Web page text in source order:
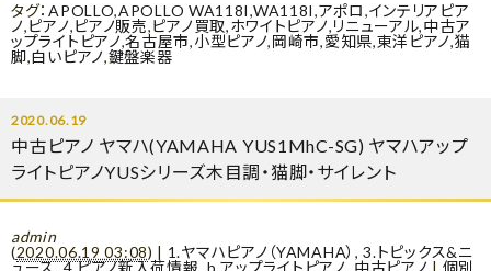
タグ：APOLLO,APOLLO WA118I,WA118I,アポロ,インテリアピア
ノ,ピアノ,ピアノ販売,ピアノ買取,ホワイトピアノ,リニューアル,中古ア
ップライトピアノ,名古屋市,小型ピアノ,岡崎市,愛知県,東洋ピアノ,猫
脚,白いピアノ,鍵盤楽器
2020.06.19
中古ピアノ ヤマハ(YAMAHA YUS1MhC-SG) ヤマハアップ
ライトピアノYUSシリーズ木目調・猫脚・サイレント
admin
(2020.06.19 03:08) | 1.ヤマハピアノ（YAMAHA） ,3.トピックス&ニ